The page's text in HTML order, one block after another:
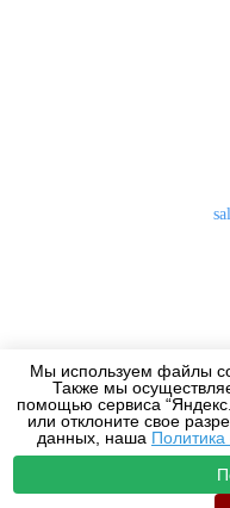
Мы используем файлы
Также мы
помощью сервиса
или отклоните свое
данных, наша
2010-